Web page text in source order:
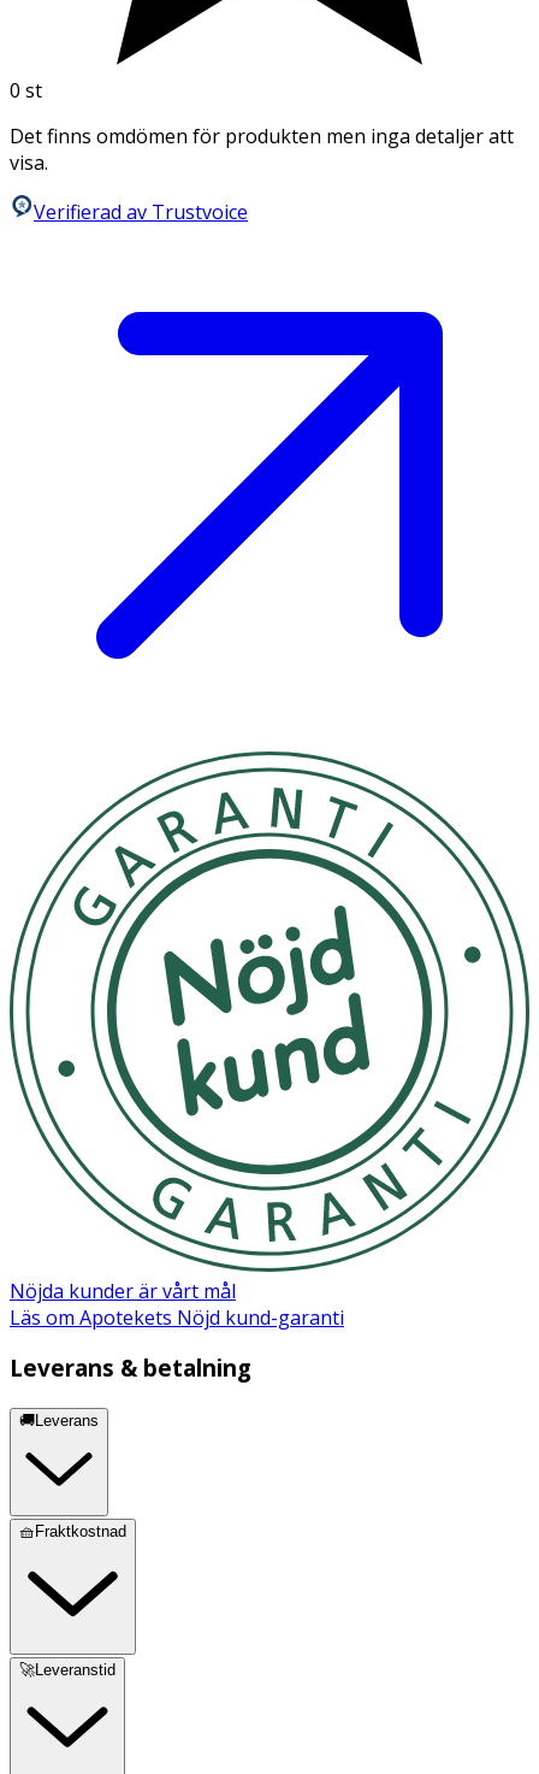
0 st
Det finns omdömen för produkten men inga detaljer att
visa.
Verifierad av Trustvoice
Nöjda kunder är vårt mål
Läs om Apotekets Nöjd kund-garanti
Leverans & betalning
🚚Leverans
🧺Fraktkostnad
🚀Leveranstid